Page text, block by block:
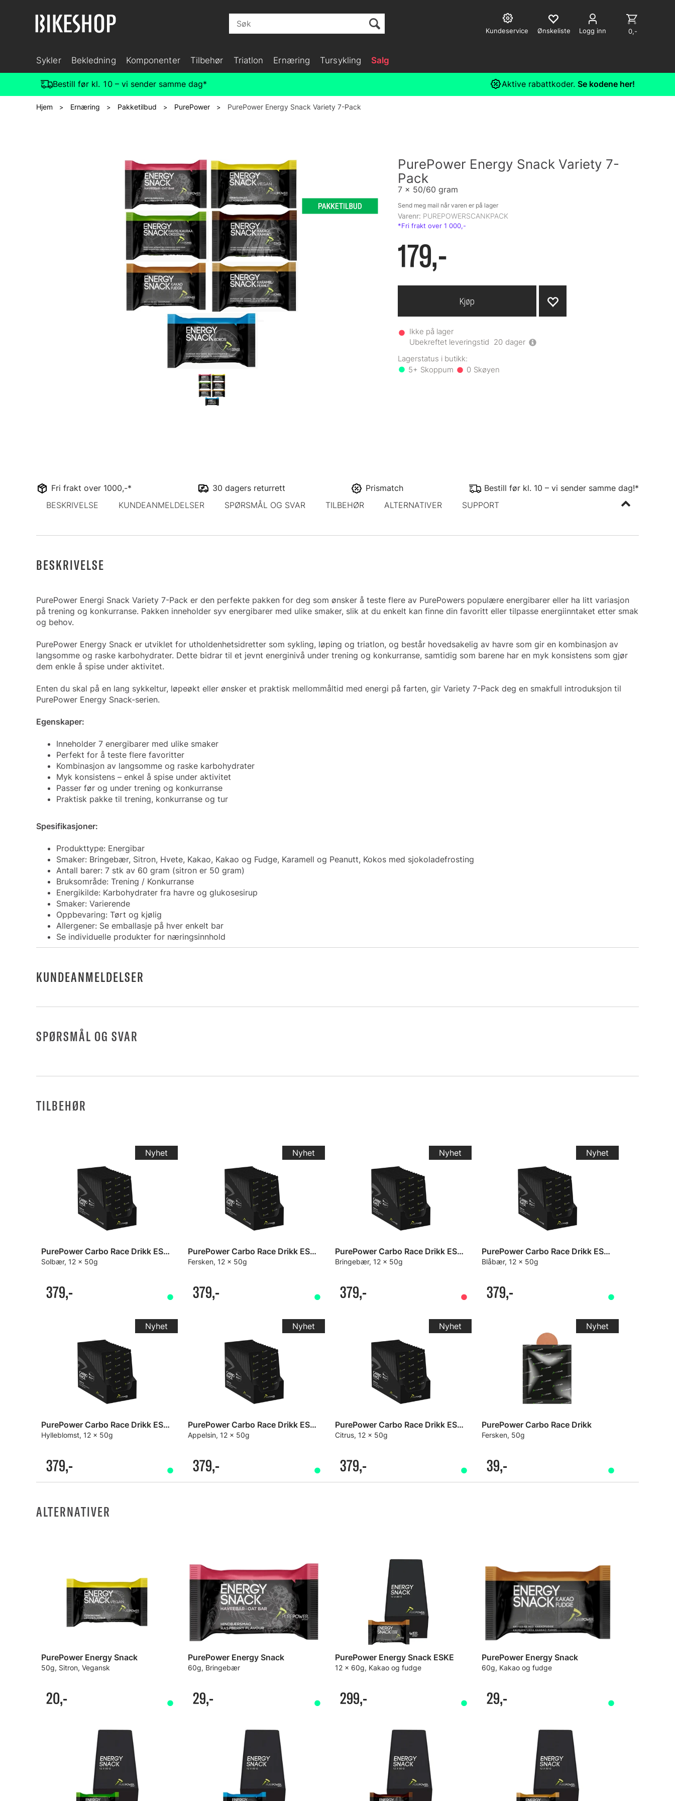
Logg inn
Kundeservice 0,-
Sykler Bekledning Komponenter Tilbehør Triatlon Ernæring Tursykling Salg
Bestill før kl. 10 – vi sender samme dag* Aktive rabattkoder. Se kodene her!
Hjem > Ernæring > Pakketilbud > PurePower > PurePower Energy Snack Variety 7-Pack
PurePower Energy Snack Variety 7-
Pack
7 x 50/60 gram
Varenr: PUREPOWERSCANKPACK
179,-
Ikke på lager
Ubekreftet leveringstid 20 dager
5+ 0
Kjøp
Fri frakt over 1000,-* 30 dagers returrett Prismatch Bestill før kl. 10 – vi sender samme dag!*
Send meg mail når varen er på lager
BESKRIVELSE KUNDEANMELDELSER SPØRSMÅL OG SVAR TILBEHØR ALTERNATIVER SUPPORT
BESKRIVELSE
PurePower Energi Snack Variety 7-Pack er den perfekte pakken for deg som ønsker å teste flere av PurePowers populære energibarer eller ha litt variasjon
på trening og konkurranse. Pakken inneholder syv energibarer med ulike smaker, slik at du enkelt kan finne din favoritt eller tilpasse energiinntaket etter smak
og behov.
PurePower Energy Snack er utviklet for utholdenhetsidretter som sykling, løping og triatlon, og består hovedsakelig av havre som gir en kombinasjon av
langsomme og raske karbohydrater. Dette bidrar til et jevnt energinivå under trening og konkurranse, samtidig som barene har en myk konsistens som gjør
dem enkle å spise under aktivitet.
Enten du skal på en lang sykkeltur, løpeøkt eller ønsker et praktisk mellommåltid med energi på farten, gir Variety 7-Pack deg en smakfull introduksjon til
PurePower Energy Snack-serien.
Egenskaper:
Inneholder 7 energibarer med ulike smaker
Perfekt for å teste flere favoritter
Kombinasjon av langsomme og raske karbohydrater
Myk konsistens – enkel å spise under aktivitet
Passer før og under trening og konkurranse
Praktisk pakke til trening, konkurranse og tur
Spesifikasjoner:
Produkttype: Energibar
Smaker: Bringebær, Sitron, Hvete, Kakao, Kakao og Fudge, Karamell og Peanutt, Kokos med sjokoladefrosting
Antall barer: 7 stk av 60 gram (sitron er 50 gram)
Bruksområde: Trening / Konkurranse
Energikilde: Karbohydrater fra havre og glukosesirup
Smaker: Varierende
Oppbevaring: Tørt og kjølig
Allergener: Se emballasje på hver enkelt bar
Se individuelle produkter for næringsinnhold
KUNDEANMELDELSER
SPØRSMÅL OG SVAR
TILBEHØR
PurePower Carbo Race Drikk ESKE
Solbær, 12 x 50g
379,-
PurePower Carbo Race Drikk ESKE
Fersken, 12 x 50g
379,-
PurePower Carbo Race Drikk ESKE
Bringebær, 12 x 50g
379,-
PurePower Carbo Race Drikk ESKE
Blåbær, 12 x 50g
379,-
PurePower Carbo Race Drikk ESKE
Hylleblomst, 12 x 50g
379,-
PurePower Carbo Race Drikk ESKE
Appelsin, 12 x 50g
379,-
PurePower Carbo Race Drikk ESKE
Citrus, 12 x 50g
379,-
PurePower Carbo Race Drikk
Fersken, 50g
39,-
ALTERNATIVER
PurePower Energy Snack
50g, Sitron, Vegansk
20,-
PurePower Energy Snack
60g, Bringebær
29,-
PurePower Energy Snack ESKE
12 x 60g, Kakao og fudge
299,-
PurePower Energy Snack
60g, Kakao og fudge
29,-